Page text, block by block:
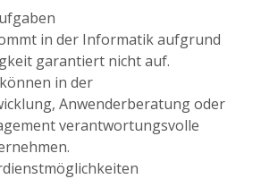
in der Informatik aufgrund
garantiert nicht auf.
in der
Anwenderberatung oder
verantwortungsvolle